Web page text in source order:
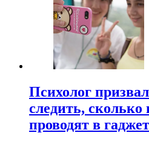
Психолог
следить, сколько
проводят в